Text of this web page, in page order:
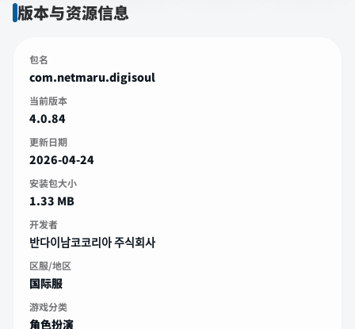
版本与资源信息
包名
com.netmaru.digisoul
当前版本
4.0.84
更新日期
2026-04-24
安装包大小
1.33 MB
开发者
반다이남코코리아 주식회사
区服/地区
国际服
游戏分类
角色扮演